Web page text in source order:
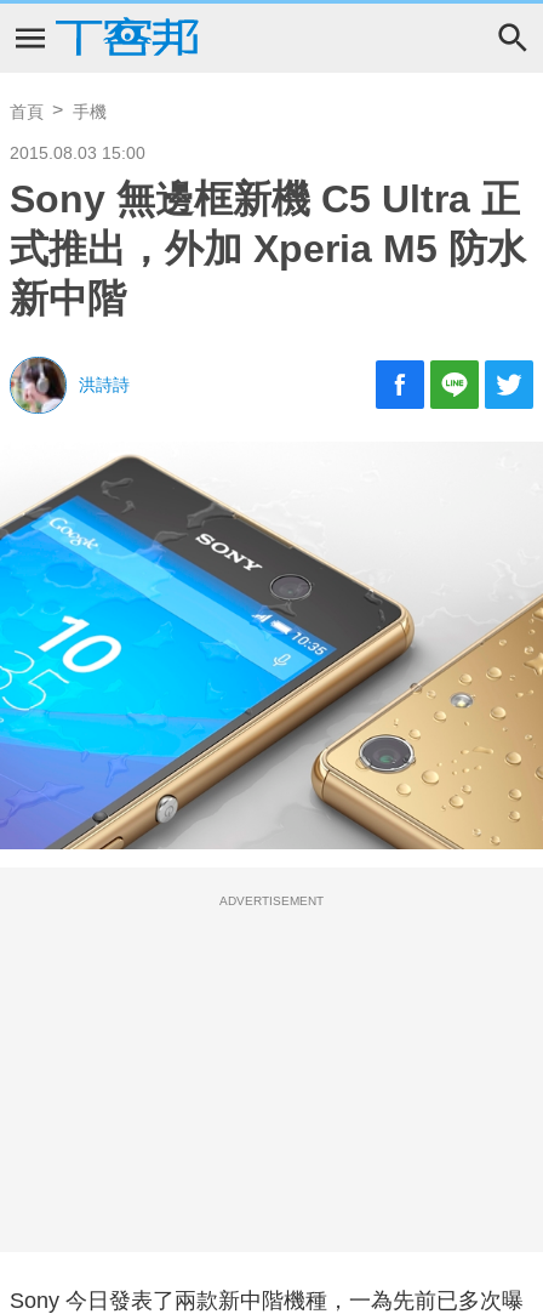
首頁 手機
2015.08.03 15:00
Sony 無邊框新機 C5 Ultra 正
式推出，外加 Xperia M5 防水
新中階
洪詩詩
ADVERTISEMENT
Sony 今日發表了兩款新中階機種，一為先前已多次曝